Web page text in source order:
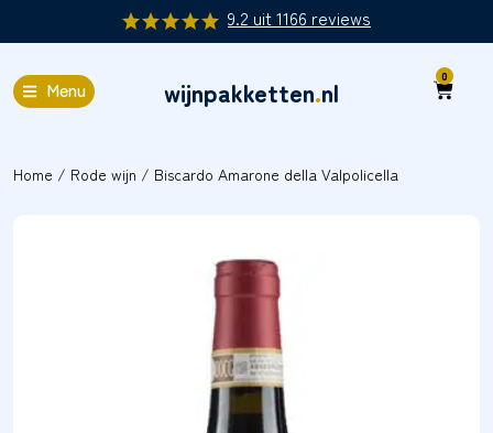
9.2 uit1166 reviews
Menu wijnpakketten.nl 0
Home / Rode wijn / Biscardo Amarone della Valpolicella